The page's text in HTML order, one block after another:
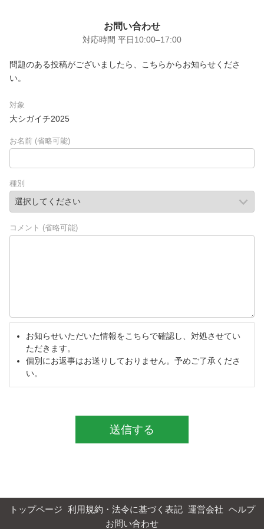
お問い合わせ
対応時間 平日10:00–17:00
問題のある投稿がございましたら、こちらからお知らせくださ
い。
対象
大シガイチ2025
お名前 (省略可能)
種別
コメント (省略可能)
お知らせいただいた情報をこちらで確認し、対処させてい
ただきます。
個別にお返事はお送りしておりません。予めご了承くださ
い。
送信する
トップページ 利用規約・法令に基づく表記 運営会社 ヘルプ
お問い合わせ